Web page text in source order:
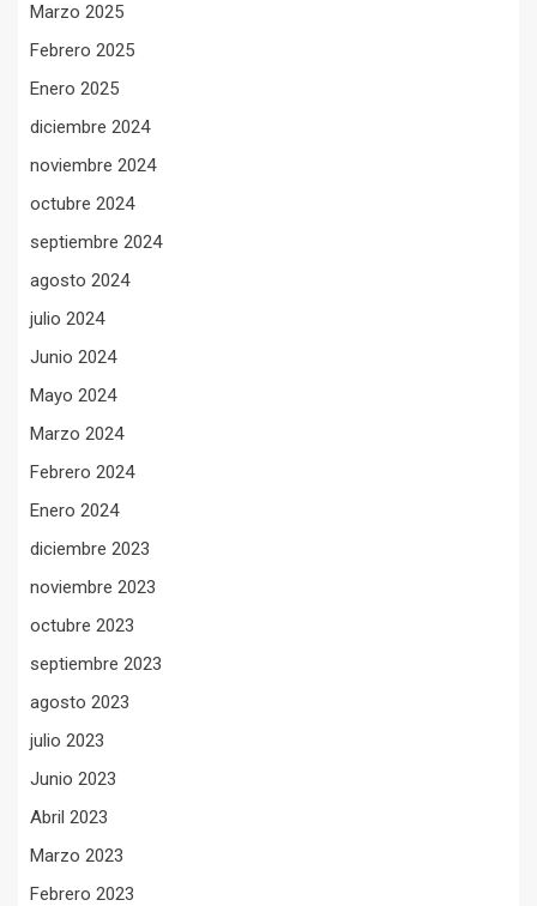
Marzo 2025
Febrero 2025
Enero 2025
diciembre 2024
noviembre 2024
octubre 2024
septiembre 2024
agosto 2024
julio 2024
Junio 2024
Mayo 2024
Marzo 2024
Febrero 2024
Enero 2024
diciembre 2023
noviembre 2023
octubre 2023
septiembre 2023
agosto 2023
julio 2023
Junio 2023
Abril 2023
Marzo 2023
Febrero 2023